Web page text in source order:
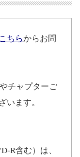
こちらからお問
チャプターご
います。
R含む）は、